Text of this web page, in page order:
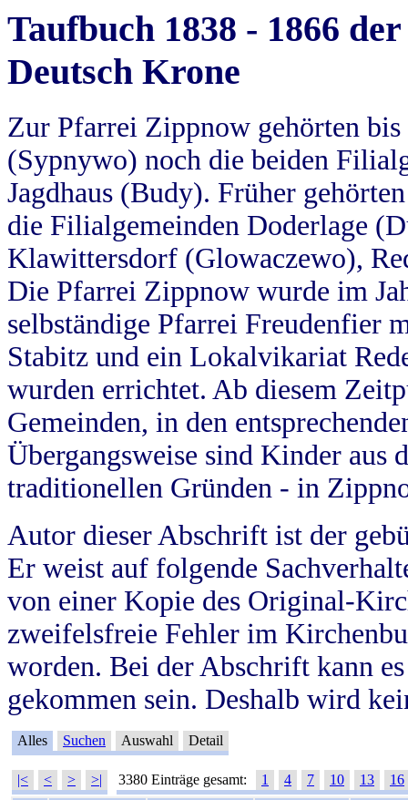
Taufbuch 1838 - 1866
Deutsch Krone
Zur Pfarrei Zippnow gehörten
(Sypnywo) noch die beiden
Jagdhaus (Budy). Früher
die Filialgemeinden Doderlage
Klawittersdorf (Glowaczewo),
Die Pfarrei Zippnow wurde im
selbständige Pfarrei Freudenfier
Stabitz und ein Lokalvikariat
wurden errichtet. Ab diesem
Gemeinden, in den
Übergangsweise sind Kinder aus
traditionellen Gründen - in
Autor dieser Abschrift ist der
Er weist auf folgende
von einer Kopie des Original-
zweifelsfreie Fehler im
worden. Bei der Abschrift kann
gekommen sein. Deshalb wird
Alles Suchen Auswahl Detail
|< < > >| 3380 Einträge gesamt: 1 4 7 10 13
16